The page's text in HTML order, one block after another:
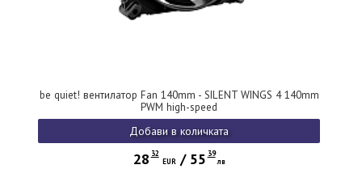
be quiet! вентилатор Fan 140mm - SILENT WINGS 4 140mm
PWM high-speed
Добави в количката
28 32
EUR/ 55 39
лв